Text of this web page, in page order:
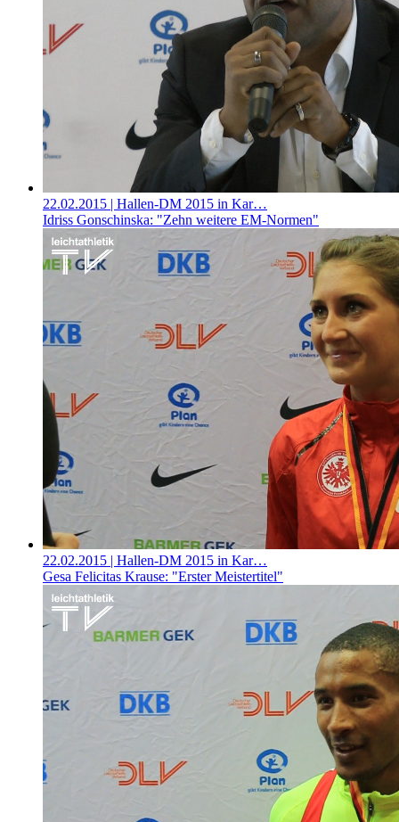
22.02.2015 | Hallen-DM 2015 in Kar…
Idriss Gonschinska: "Zehn weitere EM-Normen"
22.02.2015 | Hallen-DM 2015 in Kar…
Gesa Felicitas Krause: "Erster Meistertitel"